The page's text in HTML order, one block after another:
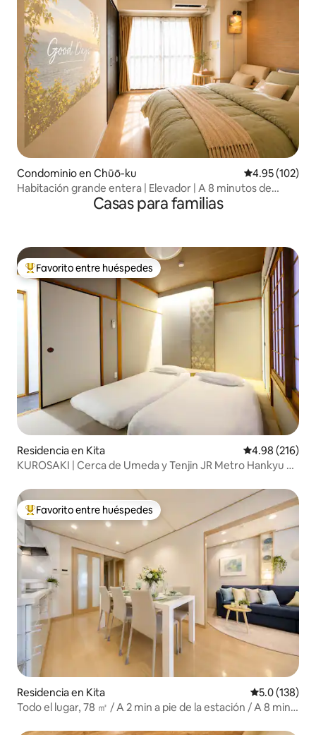
Condominio en Chūō-ku Calificación
4.95 (102)
Habitación grande entera | Elevador | A 8 minutos de
Casas para familias
De los mejores en Favorito entre huéspedes
Favorito entre huéspedes
Residencia en Kita Calificación
4.98 (216)
KUROSAKI | Cerca de Umeda y Tenjin JR Metro Hankyu 5
de 60 ㎡ con dos dormitorios, ideal para familias y grupos
De los mejores en Favorito entre huéspedes
Favorito entre huéspedes
Residencia en Kita Calificación
5.0 (138)
Todo el lugar, 78 ㎡ / A 2 min a pie de la estación / A 8 min